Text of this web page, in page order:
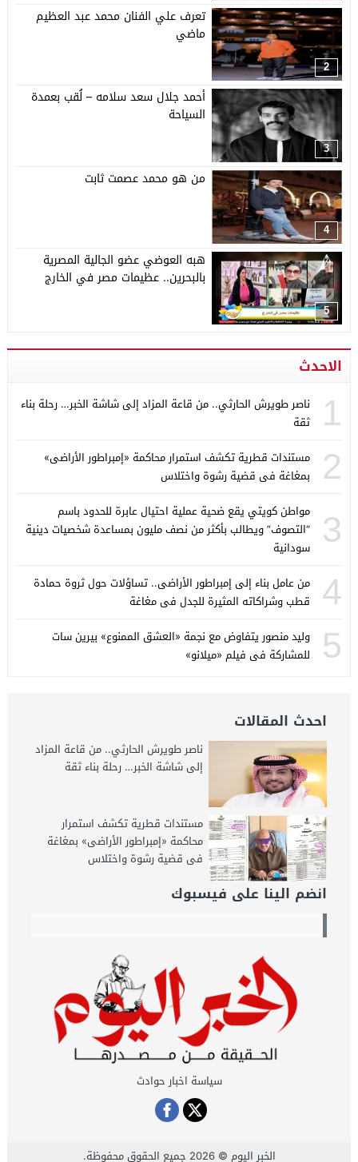
2
تعرف علي الفنان محمد عبد العظيم
ماضي
3
أحمد جلال سعد سلامه – لُقب بعمدة
السياحة
4
من هو محمد عصمت ثابت
5
هبه العوضي عضو الجالية المصرية
بالبحرين.. عظيمات مصر في الخارج
الاحدث
1
ناصر طويرش الحارثي.. من قاعة المزاد إلى شاشة الخبر… رحلة بناء
ثقة
2
مستندات قطرية تكشف استمرار محاكمة «إمبراطور الأراضى»
بمغاغة فى قضية رشوة واختلاس
3
مواطن كويتي يقع ضحية عملية احتيال عابرة للحدود باسم
“التصوف” ويطالب بأكثر من نصف مليون بمساعدة شخصيات دينية
سودانية
4
من عامل بناء إلى إمبراطور الأراضى.. تساؤلات حول ثروة حمادة
قطب وشراكاته المثيرة للجدل فى مغاغة
5
وليد منصور يتفاوض مع نجمة «العشق الممنوع» بيرين سات
للمشاركة فى فيلم «ميلانو»
احدث المقالات
ناصر طويرش الحارثي.. من قاعة المزاد
إلى شاشة الخبر… رحلة بناء ثقة
مستندات قطرية تكشف استمرار
محاكمة «إمبراطور الأراضى» بمغاغة
فى قضية رشوة واختلاس
انضم الينا على فيسبوك
سياسة اخبار حوادث
الخبر اليوم © 2026 جميع الحقوق محفوظة.